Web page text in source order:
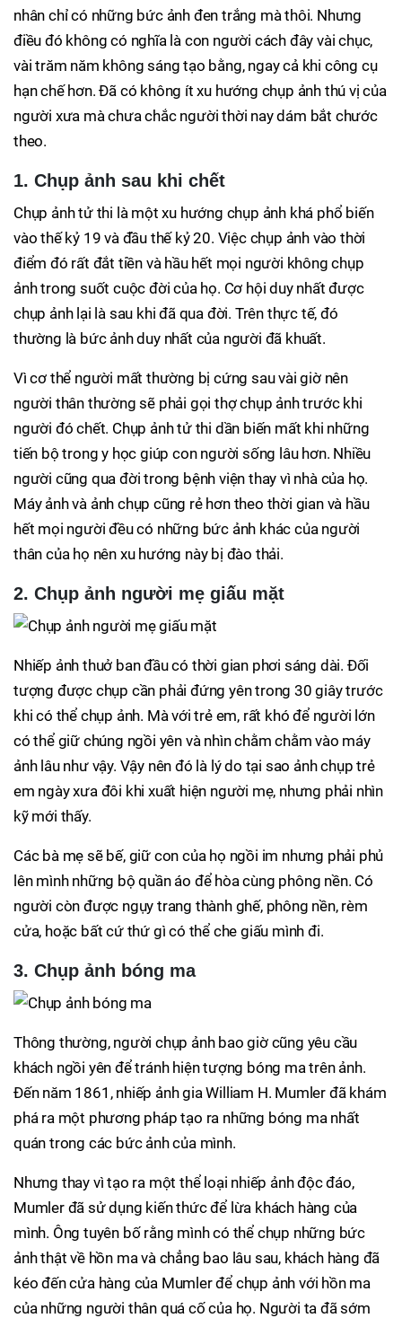
nhân chỉ có những bức ảnh đen trắng mà thôi. Nhưng
điều đó không có nghĩa là con người cách đây vài chục,
vài trăm năm không sáng tạo bằng, ngay cả khi công cụ
hạn chế hơn. Đã có không ít xu hướng chụp ảnh thú vị của
người xưa mà chưa chắc người thời nay dám bắt chước
theo.
1. Chụp ảnh sau khi chết
Chụp ảnh tử thi là một xu hướng chụp ảnh khá phổ biến
vào thế kỷ 19 và đầu thế kỷ 20. Việc chụp ảnh vào thời
điểm đó rất đắt tiền và hầu hết mọi người không chụp
ảnh trong suốt cuộc đời của họ. Cơ hội duy nhất được
chụp ảnh lại là sau khi đã qua đời. Trên thực tế, đó
thường là bức ảnh duy nhất của người đã khuất.
Vì cơ thể người mất thường bị cứng sau vài giờ nên
người thân thường sẽ phải gọi thợ chụp ảnh trước khi
người đó chết. Chụp ảnh tử thi dần biến mất khi những
tiến bộ trong y học giúp con người sống lâu hơn. Nhiều
người cũng qua đời trong bệnh viện thay vì nhà của họ.
Máy ảnh và ảnh chụp cũng rẻ hơn theo thời gian và hầu
hết mọi người đều có những bức ảnh khác của người
thân của họ nên xu hướng này bị đào thải.
2. Chụp ảnh người mẹ giấu mặt
Nhiếp ảnh thuở ban đầu có thời gian phơi sáng dài. Đối
tượng được chụp cần phải đứng yên trong 30 giây trước
khi có thể chụp ảnh. Mà với trẻ em, rất khó để người lớn
có thể giữ chúng ngồi yên và nhìn chằm chằm vào máy
ảnh lâu như vậy. Vậy nên đó là lý do tại sao ảnh chụp trẻ
em ngày xưa đôi khi xuất hiện người mẹ, nhưng phải nhìn
kỹ mới thấy.
Các bà mẹ sẽ bế, giữ con của họ ngồi im nhưng phải phủ
lên mình những bộ quần áo để hòa cùng phông nền. Có
người còn được ngụy trang thành ghế, phông nền, rèm
cửa, hoặc bất cứ thứ gì có thể che giấu mình đi.
3. Chụp ảnh bóng ma
Thông thường, người chụp ảnh bao giờ cũng yêu cầu
khách ngồi yên để tránh hiện tượng bóng ma trên ảnh.
Đến năm 1861, nhiếp ảnh gia William H. Mumler đã khám
phá ra một phương pháp tạo ra những bóng ma nhất
quán trong các bức ảnh của mình.
Nhưng thay vì tạo ra một thể loại nhiếp ảnh độc đáo,
Mumler đã sử dụng kiến thức để lừa khách hàng của
mình. Ông tuyên bố rằng mình có thể chụp những bức
ảnh thật về hồn ma và chẳng bao lâu sau, khách hàng đã
kéo đến cửa hàng của Mumler để chụp ảnh với hồn ma
của những người thân quá cố của họ. Người ta đã sớm